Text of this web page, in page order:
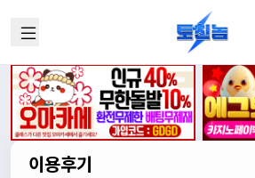
이용후기